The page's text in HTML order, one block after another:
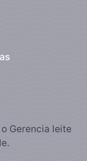
Gerencia leite